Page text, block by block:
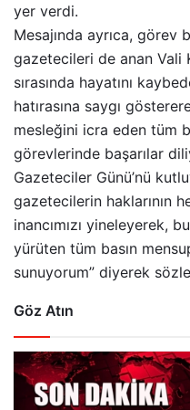
yer verdi.
Mesajında ayrıca, görev
gazetecileri de anan Vali
sırasında hayatını
hatırasına saygı
mesleğini icra eden tüm
görevlerinde başarılar
Gazeteciler Günü’nü
gazetecilerin haklarının
inancımızı yineleyerek,
yürüten tüm basın
sunuyorum” diyerek
Göz Atın